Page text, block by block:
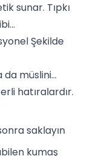
sunar. Tıpkı
Şekilde
da müslini…
hatıralardır.
saklayın
kumaş